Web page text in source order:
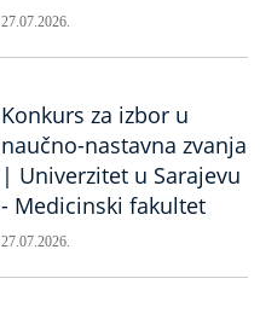
27.07.2026.
Konkurs za izbor u
naučno-nastavna zvanja
| Univerzitet u Sarajevu
- Medicinski fakultet
27.07.2026.